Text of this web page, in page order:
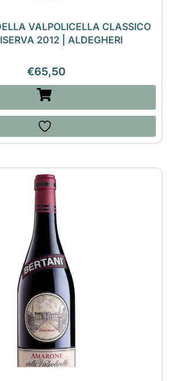
VALPOLICELLA CLASSICO
2012 | ALDEGHERI
€65,50